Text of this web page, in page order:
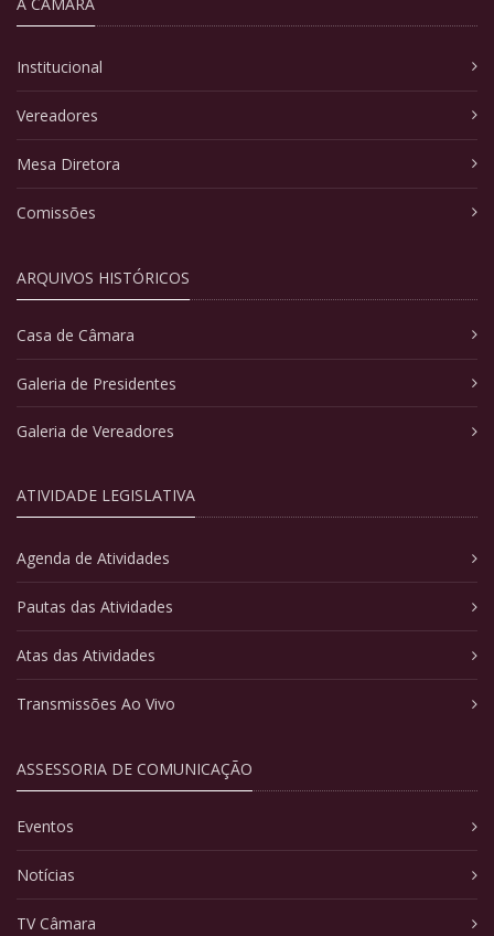
Institucional
Vereadores
Mesa Diretora
Comissões
ARQUIVOS HISTÓRICOS
Casa de Câmara
Galeria de Presidentes
Galeria de Vereadores
ATIVIDADE LEGISLATIVA
Agenda de Atividades
Pautas das Atividades
Atas das Atividades
Transmissões Ao Vivo
ASSESSORIA DE COMUNICAÇÃO
Eventos
Notícias
TV Câmara